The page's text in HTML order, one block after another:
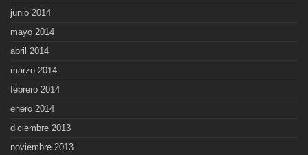
junio 2014
mayo 2014
abril 2014
marzo 2014
febrero 2014
enero 2014
diciembre 2013
noviembre 2013